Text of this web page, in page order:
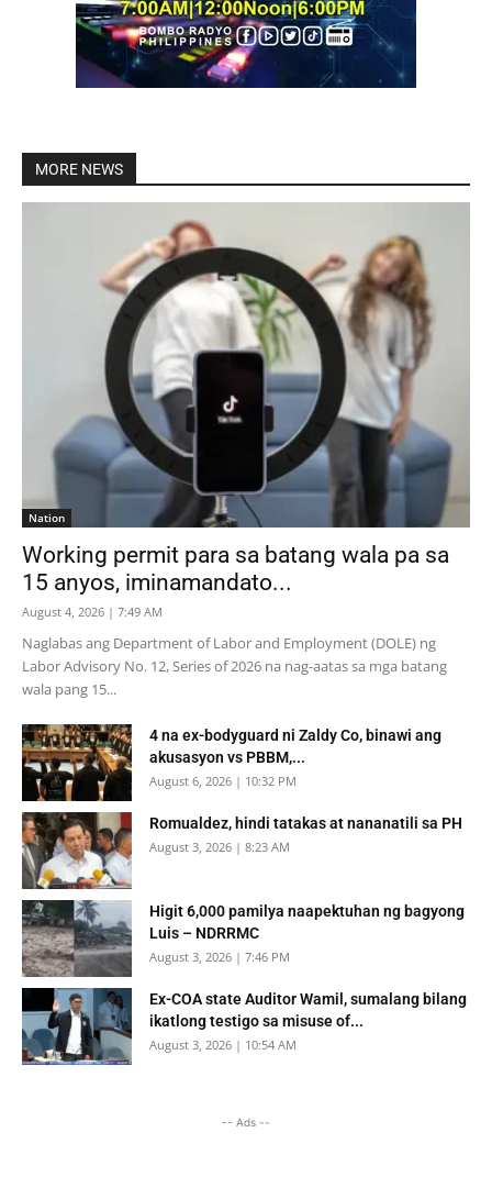
MORE NEWS
Nation
Working permit para sa batang wala pa sa
15 anyos, iminamandato...
August 4, 2026 | 7:49 AM
Naglabas ang Department of Labor and Employment (DOLE) ng
Labor Advisory No. 12, Series of 2026 na nag-aatas sa mga batang
wala pang 15...
4 na ex-bodyguard ni Zaldy Co, binawi ang
akusasyon vs PBBM,...
August 6, 2026 | 10:32 PM
Romualdez, hindi tatakas at nananatili sa PH
August 3, 2026 | 8:23 AM
Higit 6,000 pamilya naapektuhan ng bagyong
Luis – NDRRMC
August 3, 2026 | 7:46 PM
Ex-COA state Auditor Wamil, sumalang bilang
ikatlong testigo sa misuse of...
August 3, 2026 | 10:54 AM
-- Ads --